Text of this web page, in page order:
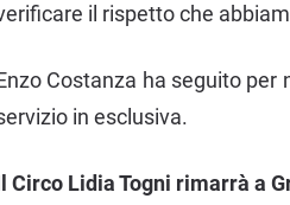
il rispetto che
Costanza ha seguito
in esclusiva.
Circo Lidia Togni rimarrà a